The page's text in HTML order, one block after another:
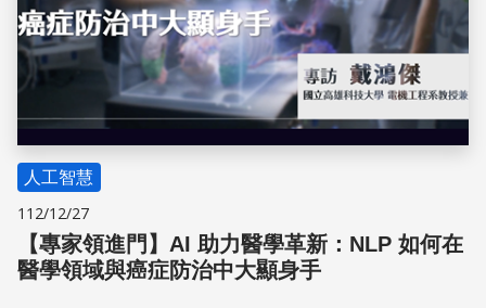
人工智慧
112/12/27
【專家領進門】AI 助力醫學革新：NLP 如何在
醫學領域與癌症防治中大顯身手